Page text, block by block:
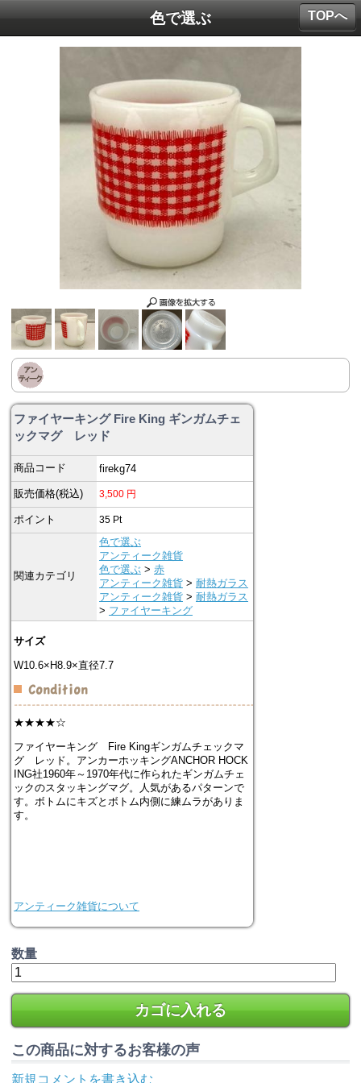
色で選ぶ
ファイヤーキング Fire King ギンガムチェ
ックマグ レッド
商品コード firekg74
販売価格(税込) 3,500 円
ポイント 35 Pt
関連カテゴリ
色で選ぶ
アンティーク雑貨
色で選ぶ >赤
アンティーク雑貨 >耐熱ガラス
アンティーク雑貨 >耐熱ガラス
> ファイヤーキング
サイズ
W10.6×H8.9×直径7.7
★★★★☆
ファイヤーキング Fire Kingギンガムチェックマ
グ レッド。アンカーホッキングANCHOR HOCK
ING社1960年～1970年代に作られたギンガムチェ
ックのスタッキングマグ。人気があるパターンで
す。ボトムにキズとボトム内側に練ムラがありま
す。
アンティーク雑貨について
数量
カゴに入れる
この商品に対するお客様の声
新規コメントを書き込む
TOPへ